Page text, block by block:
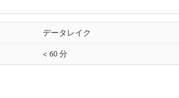
データレイク
< 60 分